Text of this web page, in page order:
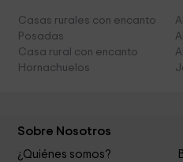
Casas rurales con encanto
Posadas
Casa rural con encanto
Hornachuelos
Sobre Nosotros
¿Quiénes somos?